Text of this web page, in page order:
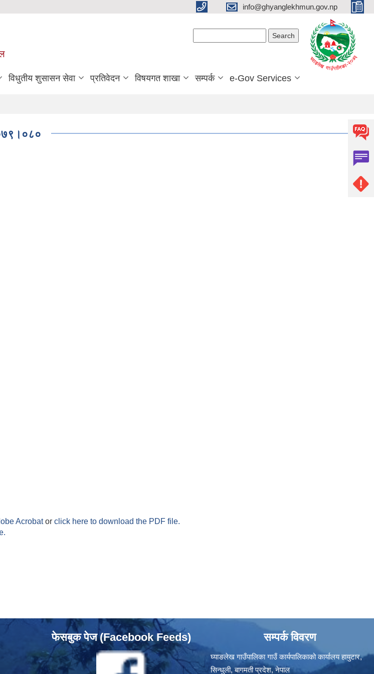
info@ghyanglekhmun.gov.np
विधुतीय शुसासन सेवा प्रतिवेदन विषयगत शाखा सम्पर्क e-Gov Services
Acrobator click here to download the PDF file.
फेसबुक पेज (Facebook Feeds) सम्पर्क विवरण
घ्याङलेख गाउँपालिका गाउँ कार्यपालिकाको कार्यालय हायुटार,
सिन्धुली, बागमती प्रदेश, नेपाल